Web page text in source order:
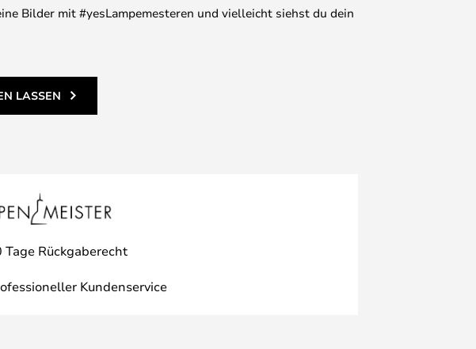
Bilder mit #yesLampemesteren und vielleicht siehst du dein
LASSEN
Tage Rückgaberecht
Kundenservice